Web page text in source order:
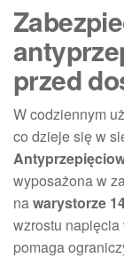
przed
W codziennym
co dzieje się w
wyposażona w
nawarystorze
wzrostu napięcia
pomaga